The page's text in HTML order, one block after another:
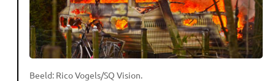
Beeld: Rico Vogels/SQ Vision.